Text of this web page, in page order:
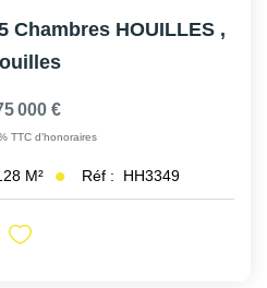
Chambres HOUILLES ,
000 €
TTC d'honoraires
M² Réf : HH3349